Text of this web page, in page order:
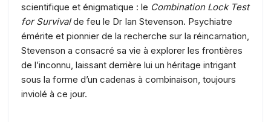
scientifique et énigmatique : le Combination Lock Test
for Survivalde feu le Dr Ian Stevenson. Psychiatre
émérite et pionnier de la recherche sur la réincarnation,
Stevenson a consacré sa vie à explorer les frontières
de l’inconnu, laissant derrière lui un héritage intrigant
sous la forme d’un cadenas à combinaison, toujours
inviolé à ce jour.